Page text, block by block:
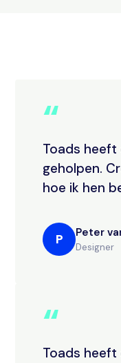
“
Toads
geholpen.
hoe ik hen
P Peter
Designer
“
Toads